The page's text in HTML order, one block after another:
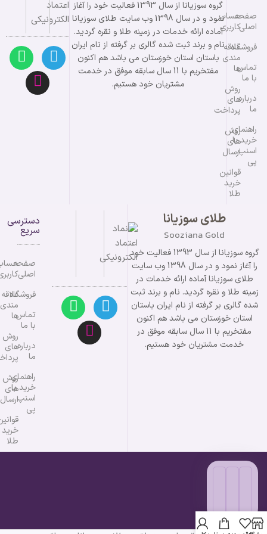
صفحه
اصلی
فروشگاه
تماس
با ما
درباره
ما
راهنمای
خرید با
اسنپ
پی
حساب
کاربری
علاقه
مندی
ها
روش
های
پرداخت
روش
های
ارسال
قوانین
خرید
طلا
گروه سوزیانا از سال 1393 فعالیت خود را آغاز
نمود و در سال 1398 وب سایت طلای سوزیانا
آماده ارائه خدمات در زمینه طلا و نقره گردید.
نام و برند ثبت شده گالری بر گرفته از نام ایران
باستان استان خوزستان می باشد هم اکنون
مفتخریم با 11 سال سابقه موفق در خدمت
مشتریان خود هستیم.
طلای سوزیانا
Sooziana Gold
گروه سوزیانا از سال 1393 فعالیت خود
را آغاز نمود و در سال 1398 وب سایت
طلای سوزیانا آماده ارائه خدمات در
زمینه طلا و نقره گردید. نام و برند ثبت
شده گالری بر گرفته از نام ایران باستان
استان خوزستان می باشد هم اکنون
مفتخریم با 11 سال سابقه موفق در
خدمت مشتریان خود هستیم.
دسترسی
سریع
صفحه
اصلی
فروشگاه
تماس
با ما
درباره
ما
راهنمای
خرید با
اسنپ
پی
علاقه
مندی
ها
روش
های
روش
های
ارسال
خرید
طلا